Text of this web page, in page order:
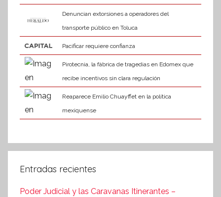
Denuncian extorsiones a operadores del
transporte público en Toluca
Pacificar requiere confianza
Pirotecnia, la fábrica de tragedias en Edomex que
recibe incentivos sin clara regulación
Reaparece Emilio Chuayffet en la política
mexiquense
Entradas recientes
Poder Judicial y las Caravanas Itinerantes –